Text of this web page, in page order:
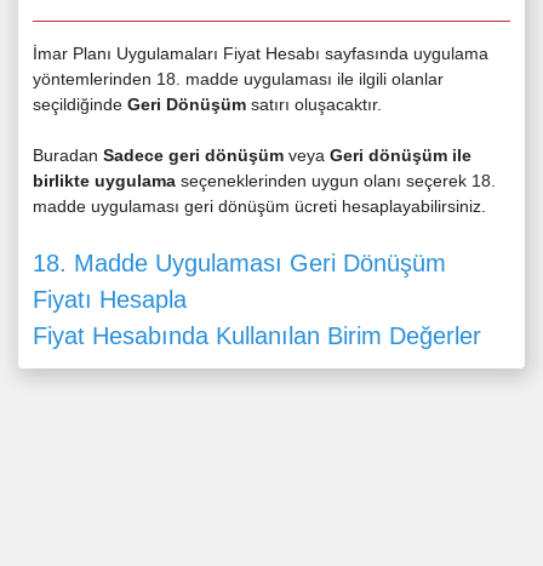
İmar Planı Uygulamaları Fiyat Hesabı sayfasında uygulama
yöntemlerinden 18. madde uygulaması ile ilgili olanlar
seçildiğinde Geri Dönüşüm satırı oluşacaktır.
Buradan Sadece geri dönüşüm veya Geri dönüşüm ile
birlikte uygulama seçeneklerinden uygun olanı seçerek 18.
madde uygulaması geri dönüşüm ücreti hesaplayabilirsiniz.
18. Madde Uygulaması Geri Dönüşüm
Fiyatı Hesapla
Fiyat Hesabında Kullanılan Birim Değerler